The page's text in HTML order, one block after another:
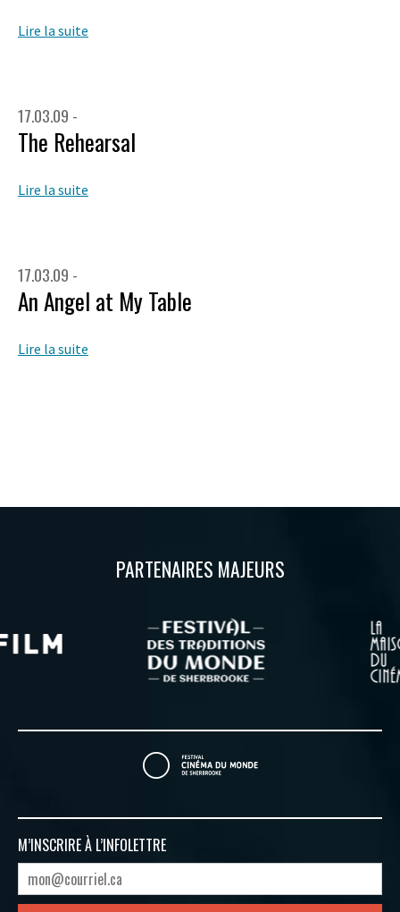
Lire la suite
17.03.09 -
The Rehearsal
Lire la suite
17.03.09 -
An Angel at My Table
Lire la suite
PARTENAIRES MAJEURS
M’INSCRIRE À L’INFOLETTRE